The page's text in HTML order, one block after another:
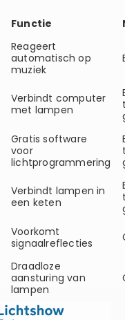
Functie
Reageert
automatisch op
muziek
Verbindt computer
met lampen
Gratis software
voor
lichtprogrammering
Verbindt lampen in
een keten
Voorkomt
signaalreflecties
Draadloze
aansturing van
lampen